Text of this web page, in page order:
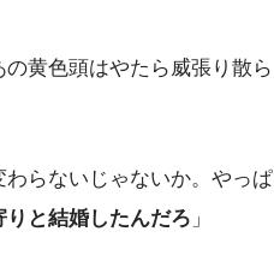
黄色頭はやたら威張り散ら
わらないじゃないか。やっぱ
と結婚したんだろ 」